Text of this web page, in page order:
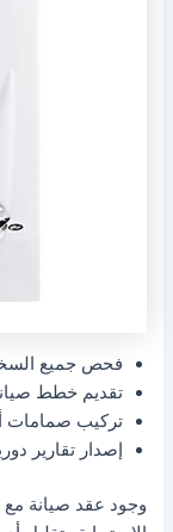
فحص جميع
تقديم خطط
تركيب صمامات
إصدار تقارير
وجود عقد صيانة مع